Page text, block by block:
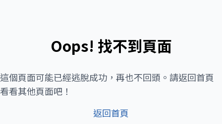
Oops! 找不到頁面
這個頁面可能已經逃脫成功，再也不回頭。請返回首頁
看看其他頁面吧！
返回首頁